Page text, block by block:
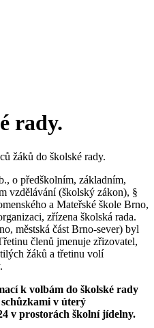
rady.
žáků do školské rady.
o předškolním, základním,
vzdělávání (školský zákon), §
a Mateřské škole Brno,
zřízena školská rada.
městská část Brno-sever) byl
členů jmenuje zřizovatel,
žáků a třetinu volí
k volbám do školské rady
v úterý
v prostorách školní jídelny.